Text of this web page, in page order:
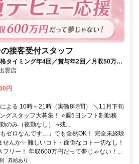
接客受付スタッフ
タイミング年4回／賞与年2回／月収50万円
ン代支給
雲店
円
よる 10時～21時（実働8時間） ＼11月下旬
グスタッフ大募集！ ⭐週5日シフト制勤務
のみ（夜勤なし） ⭐残...
ゼロなんです…」でも全然OK！ 完全未経験
んか✨ 難しいコト・面倒なコト一切なし！
フリー！ 年収600万円だって夢じゃない！...
昇給あり